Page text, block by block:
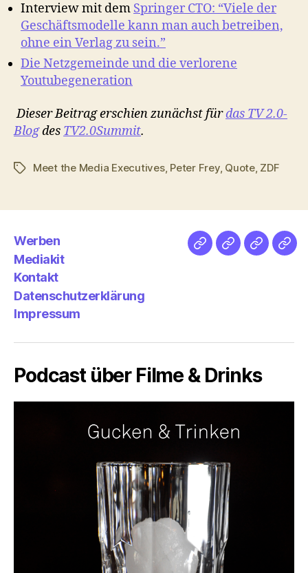
Interview mit dem Springer CTO: “Viele der
Geschäftsmodelle kann man auch betreiben,
ohne ein Verlag zu sein.”
Die Netzgemeinde und die verlorene
Youtubegeneration
Dieser Beitrag erschien zunächst fürdas TV 2.0-
Blogdes TV2.0Summit.
Schlagwörter
Meet the Media Executives, Peter Frey, Quote, ZDF
Werben
Mediakit
Kontakt
Datenschutzerklärung
Impressum
NetzMedien
Podcast über Filme & Drinks